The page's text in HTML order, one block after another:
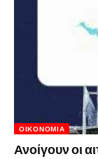
ΟΙΚΟΝΟΜΊΑ
Ανοίγουν οι